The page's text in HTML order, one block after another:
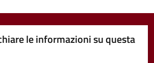
le informazioni su questa